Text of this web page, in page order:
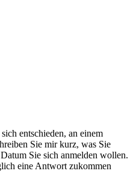
entschieden, an einem
Sie mir kurz, was Sie
Sie sich anmelden wollen.
eine Antwort zukommen